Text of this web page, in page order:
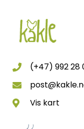
(+47) 992 28
Vis kart